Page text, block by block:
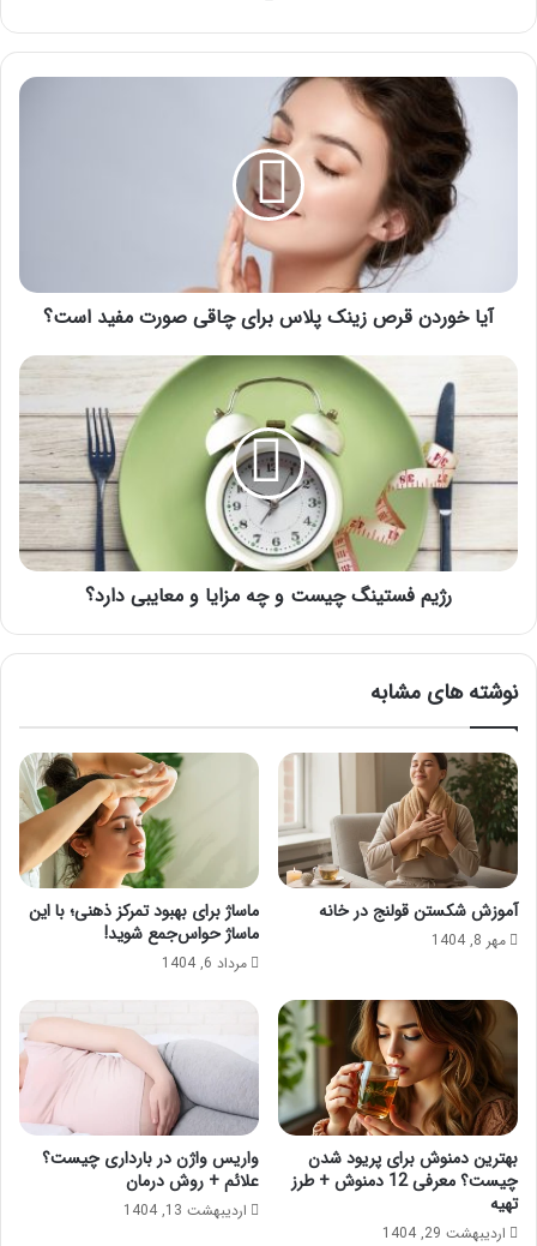
آیا
مفید
است؟آیا خوردن قرص زینک پلاس برای چاقی صورت مفید است؟
رژیم
چیست
و
مزایا
معایبی
دارد؟
رژیم فستینگ چیست و چه مزایا و معایبی دارد؟
نوشته های مشابه
آموزش شکستن قولنج در خانه
مهر 8, 1404
ماساژ برای بهبود تمرکز ذهنی؛ با این
ماساژ حواس‌جمع شوید!
مرداد 6, 1404
بهترین دمنوش برای پریود شدن
چیست؟ معرفی 12 دمنوش + طرز
تهیه
اردیبهشت 29, 1404
واریس واژن در بارداری چیست؟
علائم + روش درمان
اردیبهشت 13, 1404